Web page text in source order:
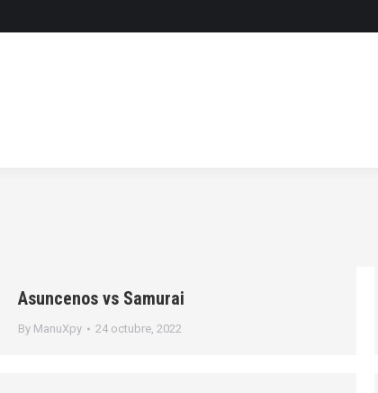
Asuncenos vs Samurai
By ManuXpy 24 octubre, 2022